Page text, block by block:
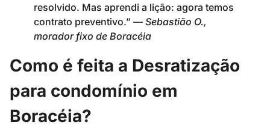
resolvido. Mas aprendi a lição: agora temos
contrato preventivo.” — Sebastião O.,
morador fixo de Boracéia
Como é feita a Desratização
para condomínio em
Boracéia?